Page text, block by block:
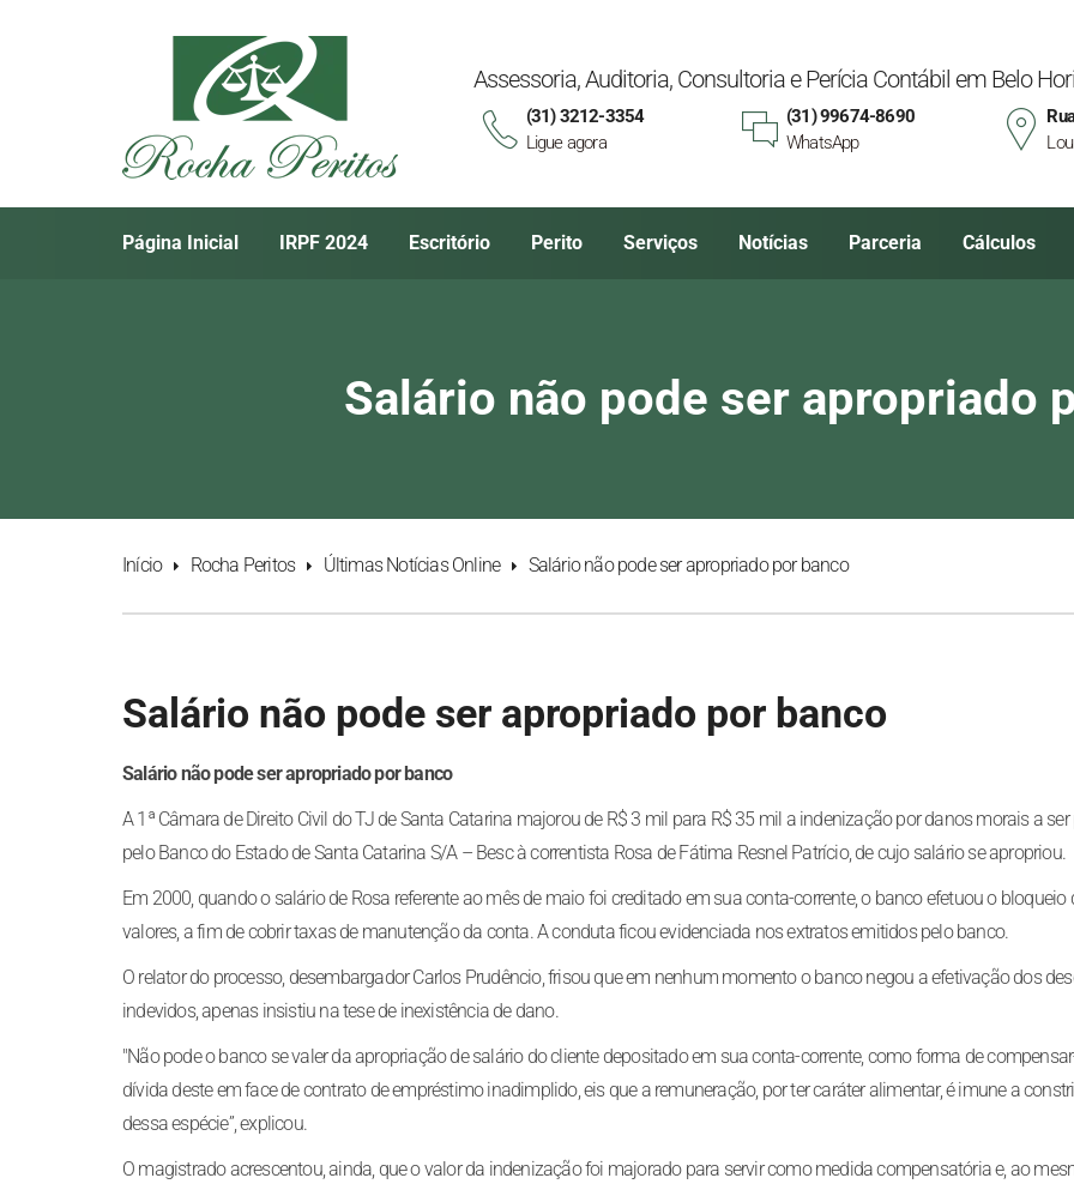
Assessoria, Auditoria, Consultoria e Perícia Contábil em Belo
(31) 3212-3354
Ligue agora
(31) 99674-8690
WhatsApp
Página Inicial IRPF 2024 Escritório Perito Serviços Notícias Parceria Cálculos
Salário não pode ser apropriado
Início Rocha Peritos Últimas Notícias Online Salário não pode ser apropriado por banco
Salário não pode ser apropriado por banco
Salário não pode ser apropriado por banco
A 1ª Câmara de Direito Civil do TJ de Santa Catarina majorou de R$ 3 mil para R$ 35 mil a indenização por danos morais a
pelo Banco do Estado de Santa Catarina S/A – Besc à correntista Rosa de Fátima Resnel Patrício, de cujo salário se apropriou.
Em 2000, quando o salário de Rosa referente ao mês de maio foi creditado em sua conta-corrente, o banco efetuou o bloqueio
valores, a fim de cobrir taxas de manutenção da conta. A conduta ficou evidenciada nos extratos emitidos pelo banco.
O relator do processo, desembargador Carlos Prudêncio, frisou que em nenhum momento o banco negou a efetivação dos
indevidos, apenas insistiu na tese de inexistência de dano.
"Não pode o banco se valer da apropriação de salário do cliente depositado em sua conta-corrente, como forma de
dívida deste em face de contrato de empréstimo inadimplido, eis que a remuneração, por ter caráter alimentar, é imune a
dessa espécie”, explicou.
O magistrado acrescentou, ainda, que o valor da indenização foi majorado para servir como medida compensatória e, ao